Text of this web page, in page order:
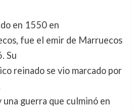
en 1550 en
fue el emir de Marruecos
Su
reinado se vio marcado por
guerra que culminó en